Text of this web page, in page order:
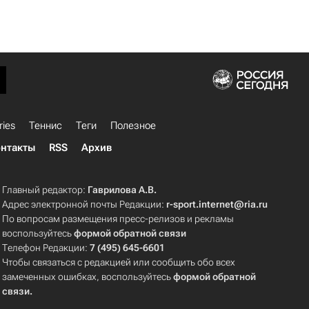
Теннис Теги
Полезное
RSS Архив
Главный редактор: Гаврилова А.В.
Адрес электронной почты Редакции: r-sport.internet@ria.ru
По вопросам размещения пресс-релизов и рекламы
воспользуйтесьформой обратной связи
Телефон Редакции:7 (495) 645-6601
Чтобы связаться с редакцией или сообщить обо всех
замеченных ошибках, воспользуйтесьформой обратной
связи.